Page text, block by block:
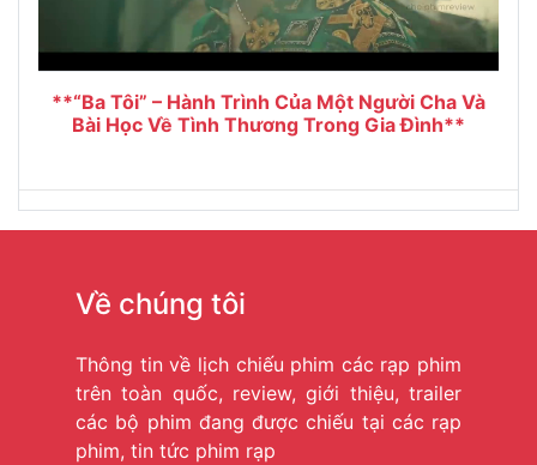
**“Ba Tôi” – Hành Trình Của Một Người Cha Và
Bài Học Về Tình Thương Trong Gia Đình**
Về chúng tôi
Thông tin về lịch chiếu phim các rạp phim
trên toàn quốc, review, giới thiệu, trailer
các bộ phim đang được chiếu tại các rạp
phim, tin tức phim rạp